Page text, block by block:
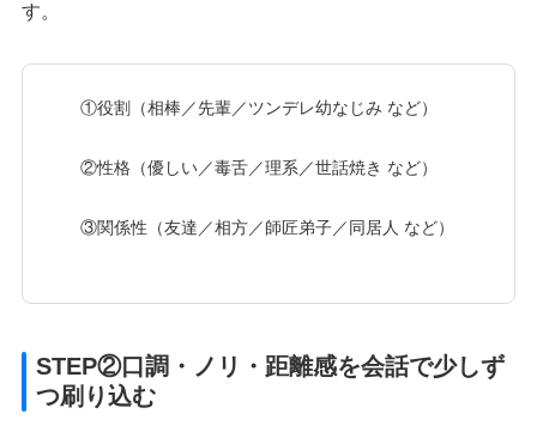
す。
①役割（相棒／先輩／ツンデレ幼なじみ など）
②性格（優しい／毒舌／理系／世話焼き など）
③関係性（友達／相方／師匠弟子／同居人 など）
STEP②口調・ノリ・距離感を会話で少しず
つ刷り込む